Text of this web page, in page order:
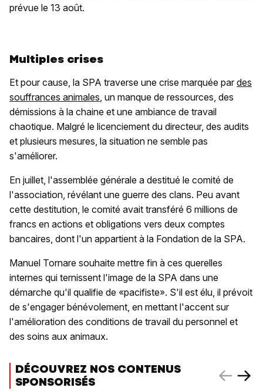
prévue le 13 août.
Multiples crises
Et pour cause, la SPA traverse une crise marquée par des
souffrances animales, un manque de ressources, des
démissions à la chaine et une ambiance de travail
chaotique. Malgré le licenciement du directeur, des audits
et plusieurs mesures, la situation ne semble pas
s'améliorer.
En juillet, l'assemblée générale a destitué le comité de
l'association, révélant une guerre des clans. Peu avant
cette destitution, le comité avait transféré 6 millions de
francs en actions et obligations vers deux comptes
bancaires, dont l'un appartient à la Fondation de la SPA.
Manuel Tornare souhaite mettre fin à ces querelles
internes qui ternissent l'image de la SPA dans une
démarche qu'il qualifie de «pacifiste». S'il est élu, il prévoit
de s'engager bénévolement, en mettant l'accent sur
l'amélioration des conditions de travail du personnel et
des soins aux animaux.
DÉCOUVREZ NOS CONTENUS
SPONSORISÉS